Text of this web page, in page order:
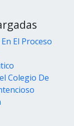
El Proceso
Colegio De